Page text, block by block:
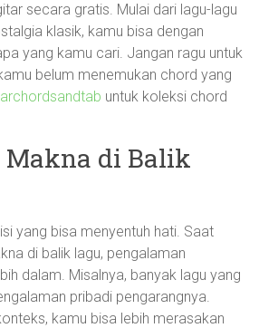
secara gratis. Mulai dari lagu-lagu
klasik, kamu bisa dengan
yang kamu cari. Jangan ragu untuk
belum menemukan chord yang
untuk koleksi chord
Makna di Balik
yang bisa menyentuh hati. Saat
di balik lagu, pengalaman
dalam. Misalnya, banyak lagu yang
pribadi pengarangnya.
kamu bisa lebih merasakan